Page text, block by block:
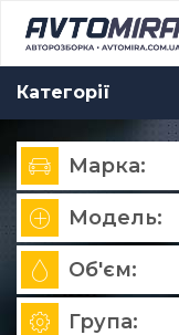
Категорії
Марка:
Модель:
Об'єм:
Група: